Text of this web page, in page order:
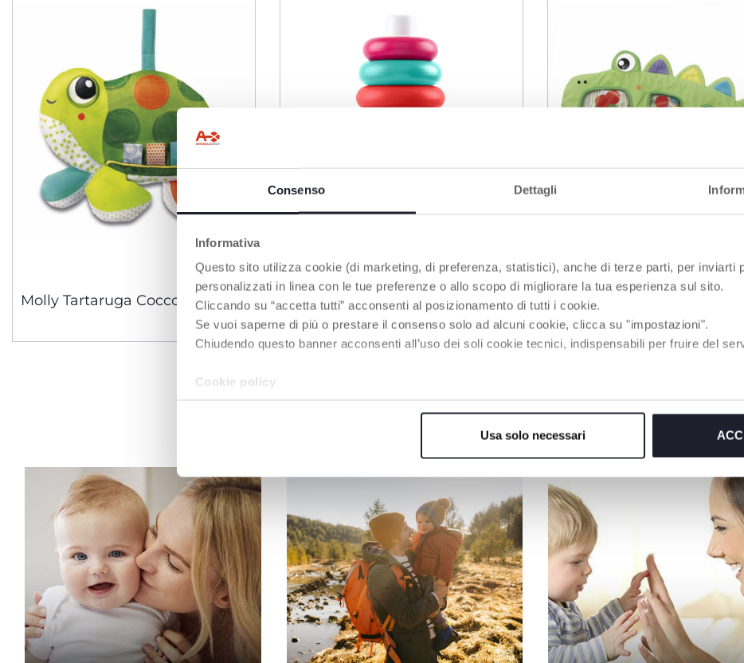
Consenso Dettagli
Informativa
Questo sito utilizza cookie (di marketing, di preferenza, statistici), anche di terze parti, per inviarti
personalizzati in linea con le tue preferenze o allo scopo di migliorare la tua esperienza sul sito.
Cliccando su “accetta tutti” acconsenti al posizionamento di tutti i cookie.
Se vuoi saperne di più o prestare il consenso solo ad alcuni cookie, clicca su "impostazioni".
Chiudendo questo banner acconsenti all’uso dei soli cookie tecnici, indispensabili per fruire del
Cookie policy
Usa solo necessari
Molly Tartaruga Coccolosa Torre degli anelli
Coccodrillo - Tappetino ad
acqua sensoriale
I NOSTRI CONSIGLI